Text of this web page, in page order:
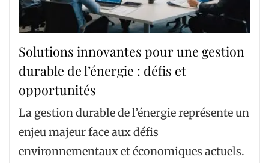
Solutions innovantes pour une gestion
durable de l’énergie : défis et
opportunités
La gestion durable de l’énergie représente un
enjeu majeur face aux défis
environnementaux et économiques actuels.